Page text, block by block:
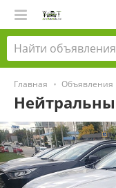
Главная Объявления